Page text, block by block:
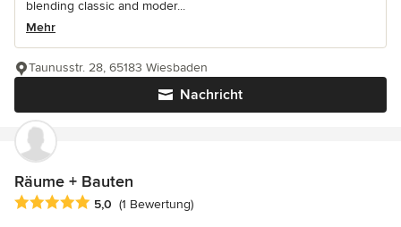
blending classic and moder...
Mehr
Nachricht
Taunusstr. 28, 65183 Wiesbaden
Räume + Bauten
Durchschnittliche Bewertung: 5 von 5 Sternen
5,0 (1 Bewertung)